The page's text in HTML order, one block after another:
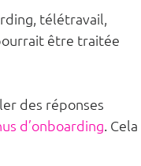
télétravail,
être traitée
des réponses
d’onboarding. Cela